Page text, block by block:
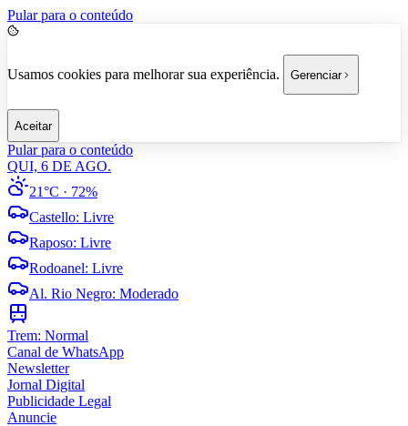
Pular para o conteúdo
Usamos cookies para melhorar sua experiência. Gerenciar
Aceitar
Pular para o conteúdo
QUI, 6 DE AGO.
21°C · 72%
Castello: Livre
Raposo: Livre
Rodoanel: Livre
Al. Rio Negro: Moderado
Trem: Normal
Canal de WhatsApp
Newsletter
Jornal Digital
Publicidade Legal
Anuncie